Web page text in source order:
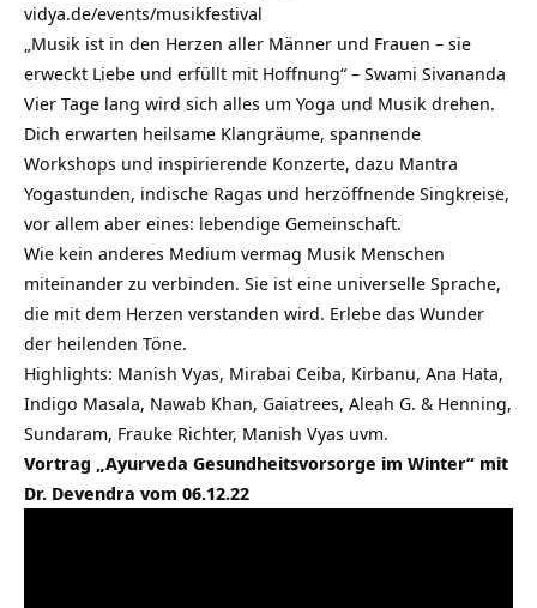
vidya.de/events/musikfestival
„Musik ist in den Herzen aller Männer und Frauen – sie
erweckt Liebe und erfüllt mit Hoffnung“ – Swami Sivananda
Vier Tage lang wird sich alles um Yoga und Musik drehen.
Dich erwarten heilsame Klangräume, spannende
Workshops und inspirierende Konzerte, dazu Mantra
Yogastunden, indische Ragas und herzöffnende Singkreise,
vor allem aber eines: lebendige Gemeinschaft.
Wie kein anderes Medium vermag Musik Menschen
miteinander zu verbinden. Sie ist eine universelle Sprache,
die mit dem Herzen verstanden wird. Erlebe das Wunder
der heilenden Töne.
Highlights: Manish Vyas, Mirabai Ceiba, Kirbanu, Ana Hata,
Indigo Masala, Nawab Khan, Gaiatrees, Aleah G. & Henning,
Sundaram, Frauke Richter, Manish Vyas uvm.
Vortrag „Ayurveda Gesundheitsvorsorge im Winter“ mit
Dr. Devendra vom 06.12.22